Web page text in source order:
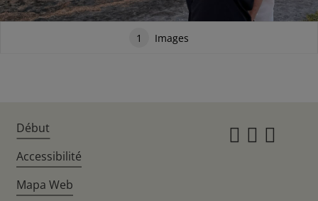
1 Images
Début
Accessibilité
Mapa Web